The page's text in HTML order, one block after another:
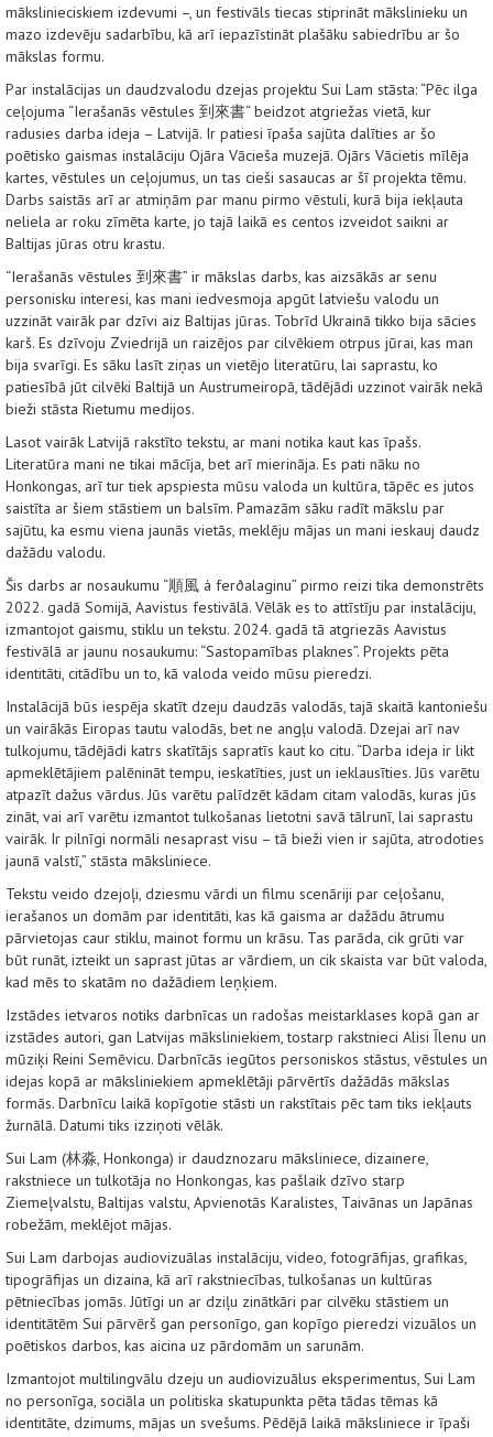
mākslinieciskiem izdevumi –, un festivāls tiecas stiprināt mākslinieku un
mazo izdevēju sadarbību, kā arī iepazīstināt plašāku sabiedrību ar šo
mākslas formu.
Par instalācijas un daudzvalodu dzejas projektu Sui Lam stāsta: “Pēc ilga
ceļojuma “Ierašanās vēstules 到來書“ beidzot atgriežas vietā, kur
radusies darba ideja – Latvijā. Ir patiesi īpaša sajūta dalīties ar šo
poētisko gaismas instalāciju Ojāra Vācieša muzejā. Ojārs Vācietis mīlēja
kartes, vēstules un ceļojumus, un tas cieši sasaucas ar šī projekta tēmu.
Darbs saistās arī ar atmiņām par manu pirmo vēstuli, kurā bija iekļauta
neliela ar roku zīmēta karte, jo tajā laikā es centos izveidot saikni ar
Baltijas jūras otru krastu.
“Ierašanās vēstules 到來書” ir mākslas darbs, kas aizsākās ar senu
personisku interesi, kas mani iedvesmoja apgūt latviešu valodu un
uzzināt vairāk par dzīvi aiz Baltijas jūras. Tobrīd Ukrainā tikko bija sācies
karš. Es dzīvoju Zviedrijā un raizējos par cilvēkiem otrpus jūrai, kas man
bija svarīgi. Es sāku lasīt ziņas un vietējo literatūru, lai saprastu, ko
patiesībā jūt cilvēki Baltijā un Austrumeiropā, tādējādi uzzinot vairāk nekā
bieži stāsta Rietumu medijos.
Lasot vairāk Latvijā rakstīto tekstu, ar mani notika kaut kas īpašs.
Literatūra mani ne tikai mācīja, bet arī mierināja. Es pati nāku no
Honkongas, arī tur tiek apspiesta mūsu valoda un kultūra, tāpēc es jutos
saistīta ar šiem stāstiem un balsīm. Pamazām sāku radīt mākslu par
sajūtu, ka esmu viena jaunās vietās, meklēju mājas un mani ieskauj daudz
dažādu valodu.
Šis darbs ar nosaukumu “順風 á ferðalaginu” pirmo reizi tika demonstrēts
2022. gadā Somijā, Aavistus festivālā. Vēlāk es to attīstīju par instalāciju,
izmantojot gaismu, stiklu un tekstu. 2024. gadā tā atgriezās Aavistus
festivālā ar jaunu nosaukumu: “Sastopamības plaknes”. Projekts pēta
identitāti, citādību un to, kā valoda veido mūsu pieredzi.
Instalācijā būs iespēja skatīt dzeju daudzās valodās, tajā skaitā kantoniešu
un vairākās Eiropas tautu valodās, bet ne angļu valodā. Dzejai arī nav
tulkojumu, tādējādi katrs skatītājs sapratīs kaut ko citu. “Darba ideja ir likt
apmeklētājiem palēnināt tempu, ieskatīties, just un ieklausīties. Jūs varētu
atpazīt dažus vārdus. Jūs varētu palīdzēt kādam citam valodās, kuras jūs
zināt, vai arī varētu izmantot tulkošanas lietotni savā tālrunī, lai saprastu
vairāk. Ir pilnīgi normāli nesaprast visu – tā bieži vien ir sajūta, atrodoties
jaunā valstī,” stāsta māksliniece.
Tekstu veido dzejoļi, dziesmu vārdi un filmu scenāriji par ceļošanu,
ierašanos un domām par identitāti, kas kā gaisma ar dažādu ātrumu
pārvietojas caur stiklu, mainot formu un krāsu. Tas parāda, cik grūti var
būt runāt, izteikt un saprast jūtas ar vārdiem, un cik skaista var būt valoda,
kad mēs to skatām no dažādiem leņķiem.
Izstādes ietvaros notiks darbnīcas un radošas meistarklases kopā gan ar
izstādes autori, gan Latvijas māksliniekiem, tostarp rakstnieci Alisi Īlenu un
mūziķi Reini Semēvicu. Darbnīcās iegūtos personiskos stāstus, vēstules un
idejas kopā ar māksliniekiem apmeklētāji pārvērtīs dažādās mākslas
formās. Darbnīcu laikā kopīgotie stāsti un rakstītais pēc tam tiks iekļauts
žurnālā. Datumi tiks izziņoti vēlāk.
Sui Lam (林淼, Honkonga) ir daudznozaru māksliniece, dizainere,
rakstniece un tulkotāja no Honkongas, kas pašlaik dzīvo starp
Ziemeļvalstu, Baltijas valstu, Apvienotās Karalistes, Taivānas un Japānas
robežām, meklējot mājas.
Sui Lam darbojas audiovizuālas instalāciju, video, fotogrāfijas, grafikas,
tipogrāfijas un dizaina, kā arī rakstniecības, tulkošanas un kultūras
pētniecības jomās. Jūtīgi un ar dziļu zinātkāri par cilvēku stāstiem un
identitātēm Sui pārvērš gan personīgo, gan kopīgo pieredzi vizuālos un
poētiskos darbos, kas aicina uz pārdomām un sarunām.
Izmantojot multilingvālu dzeju un audiovizuālus eksperimentus, Sui Lam
no personīga, sociāla un politiska skatupunkta pēta tādas tēmas kā
identitāte, dzimums, mājas un svešums. Pēdējā laikā māksliniece ir īpaši